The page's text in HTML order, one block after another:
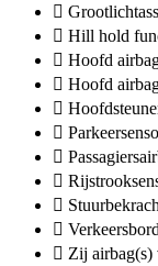
Hill hold
Hoofd
Hoofd
Zij airbag(s)